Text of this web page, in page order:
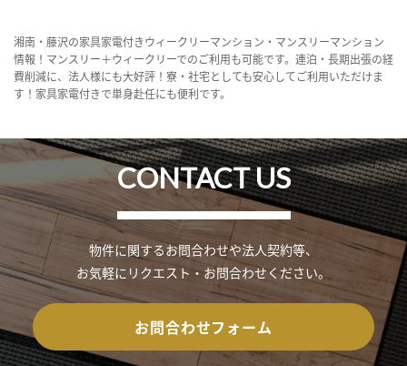
湘南・藤沢の家具家電付きウィークリーマンション・マンスリーマンション
情報！マンスリー＋ウィークリーでのご利用も可能です。連泊・長期出張の経
費削減に、法人様にも大好評！寮・社宅としても安心してご利用いただけま
す！家具家電付きで単身赴任にも便利です。
CONTACT US
物件に関するお問合わせや法人契約等、
お気軽にリクエスト・お問合わせください。
お問合わせフォーム